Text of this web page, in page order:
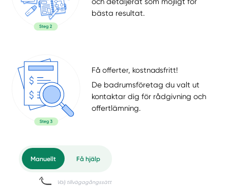
bästa resultat.
Få offerter, kostnadsfritt!
De badrumsföretag du valt ut
kontaktar dig för rådgivning och
offertlämning.